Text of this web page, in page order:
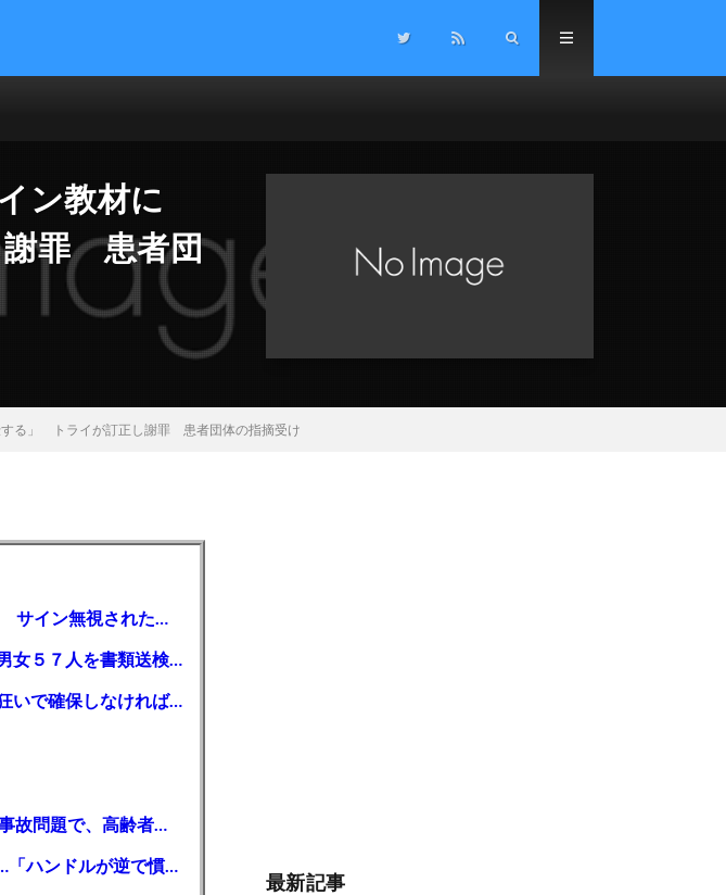
ン教材に
謝罪 患者団
する」 トライが訂正し謝罪 患者団体の指摘受け
【MLB】「大谷は謙虚ではない」少女が全米生中継で突然の大谷翔平批判 サイン無視された過去明かす
【千葉】「みんなで走れて楽しかった」 バイクでバースデー集団暴走 男女５７人を書類送検 SNSで参加者募る
ガソリン減税、１兆円の財源必要 石破首相・立憲野田氏「財源は死に物狂いで確保しなければならない」「本当に死に物狂いで」
【芸能】高橋真麻「80代で免許を全員取り消しに！」 高齢ドライバーの事故問題で、高齢者の運転免許取り消し法を提案
【🗻】「富士山きれいに撮りたい」外国人観光客のレンタカー事故が急増…「ハンドルが逆で慣れず」、道の狭さも
最新記事